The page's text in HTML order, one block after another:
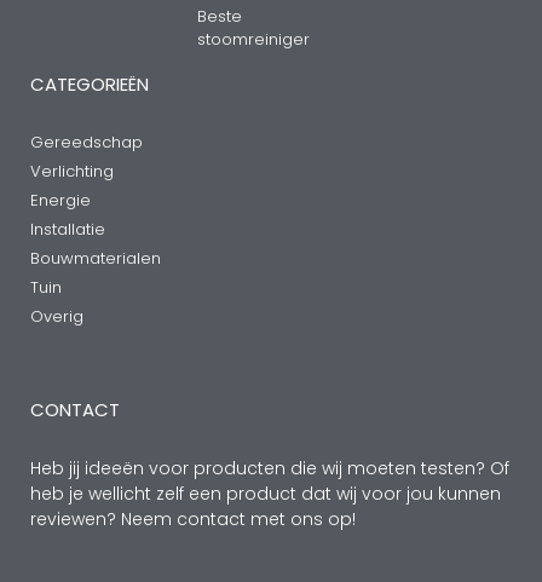
Beste
stoomreiniger
CATEGORIEËN
Gereedschap
Verlichting
Energie
Installatie
Bouwmaterialen
Tuin
Overig
CONTACT
Heb jij ideeën voor producten die wij moeten testen? Of
heb je wellicht zelf een product dat wij voor jou kunnen
reviewen? Neem contact met ons op!